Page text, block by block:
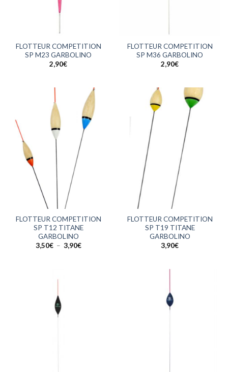
FLOTTEUR COMPETITION
SP M23 GARBOLINO
2,90€
FLOTTEUR COMPETITION
SP M36 GARBOLINO
2,90€
FLOTTEUR COMPETITION
SP T12 TITANE
GARBOLINO
3,50€ – 3,90€Plage
FLOTTEUR COMPETITION
SP T19 TITANE
GARBOLINO
3,90€